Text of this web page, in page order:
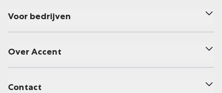
Voor bedrijven
Over Accent
Contact